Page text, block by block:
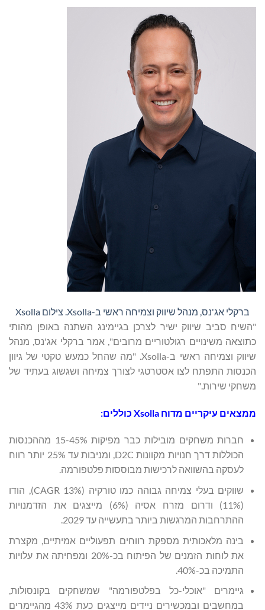
ברקלי אג'נס, מנהל שיווק וצמיחה ראשי ב-Xsolla. צילום Xsolla
"השיח סביב שיווק ישיר לצרכן בגיימינג השתנה באופן מהותי
כתוצאה משינויים רגולטוריים מרובים", אמר ברקלי אג'נס, מנהל
שיווק וצמיחה ראשי ב-Xsolla. "מה שהחל כמעש טקטי של גיוון
הכנסות התפתח לצו אסטרטגי לצורך צמיחה ושגשוג בעתיד של
משחקי שירות."
ממצאים עיקריים מדוח Xsolla כוללים:
חברות משחקים מובילות כבר מפיקות 15-45% מההכנסות
הכוללות דרך חנויות מקוונות D2C, ומניבות עד 25% יותר רווח
לעסקה בהשוואה לרכישות מבוססות פלטפורמה.
שווקים בעלי צמיחה גבוהה כמו טורקיה (13% CAGR), הודו
(11%) ודרום מזרח אסיה (6%) מייצגים את הזדמנויות
ההתרחבות המרגשות ביותר בתעשייה עד 2029.
בינה מלאכותית מספקת רווחים תפעוליים אמיתיים, מקצרת
את לוחות הזמנים של הפיתוח בכ-20% ומפחיתה את עלויות
התמיכה בכ-40%.
גיימרים "אוכלי-כל בפלטפורמה" שמשחקים בקונסולות,
במחשבים ובמכשירים ניידים מייצגים כעת 43% מהגיימרים